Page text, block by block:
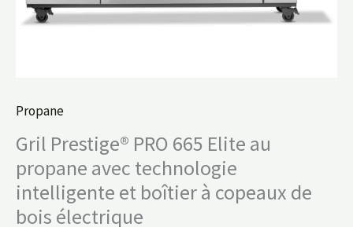
Propane
Gril Prestige® PRO 665 Elite au
propane avec technologie
intelligente et boîtier à copeaux de
bois électrique